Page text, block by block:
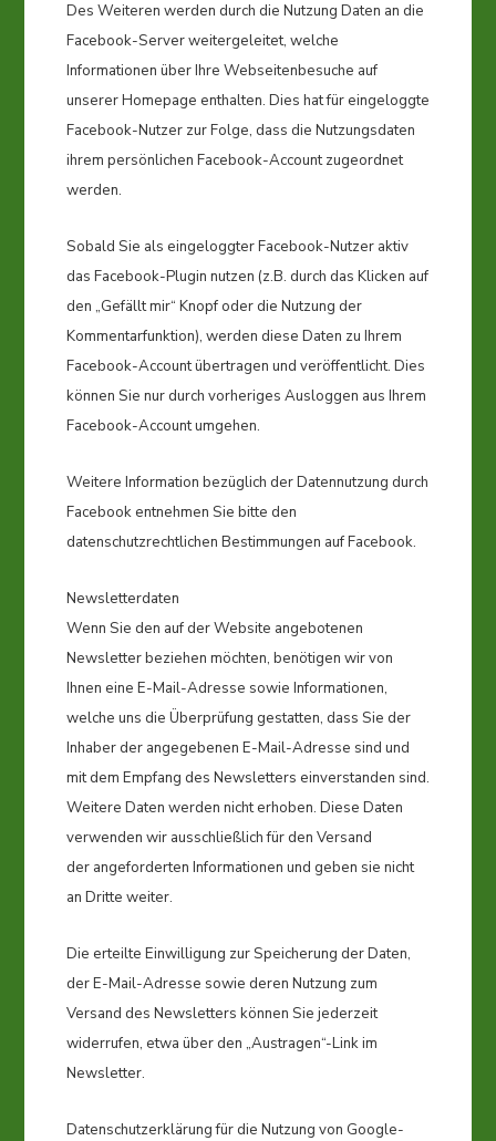
Des Weiteren werden durch die Nutzung Daten an die
Facebook-Server weitergeleitet, welche
Informationen über Ihre Webseitenbesuche auf
unserer Homepage enthalten. Dies hat für eingeloggte
Facebook-Nutzer zur Folge, dass die Nutzungsdaten
ihrem persönlichen Facebook-Account zugeordnet
werden.
Sobald Sie als eingeloggter Facebook-Nutzer aktiv
das Facebook-Plugin nutzen (z.B. durch das Klicken auf
den „Gefällt mir“ Knopf oder die Nutzung der
Kommentarfunktion), werden diese Daten zu Ihrem
Facebook-Account übertragen und veröffentlicht. Dies
können Sie nur durch vorheriges Ausloggen aus Ihrem
Facebook-Account umgehen.
Weitere Information bezüglich der Datennutzung durch
Facebook entnehmen Sie bitte den
datenschutzrechtlichen Bestimmungen auf Facebook.
Newsletterdaten
Wenn Sie den auf der Website angebotenen
Newsletter beziehen möchten, benötigen wir von
Ihnen eine E-Mail-Adresse sowie Informationen,
welche uns die Überprüfung gestatten, dass Sie der
Inhaber der angegebenen E-Mail-Adresse sind und
mit dem Empfang des Newsletters einverstanden sind.
Weitere Daten werden nicht erhoben. Diese Daten
verwenden wir ausschließlich für den Versand
der angeforderten Informationen und geben sie nicht
an Dritte weiter.
Die erteilte Einwilligung zur Speicherung der Daten,
der E-Mail-Adresse sowie deren Nutzung zum
Versand des Newsletters können Sie jederzeit
widerrufen, etwa über den „Austragen“-Link im
Newsletter.
Datenschutzerklärung für die Nutzung von Google-